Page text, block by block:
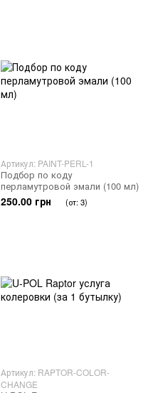
Артикул: PAINT-PERL-1
Подбор по коду
перламутровой эмали (100 мл)
250.00 грн (от: 3)
Артикул: RAPTOR-COLOR-
CHANGE